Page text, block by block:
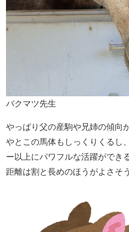
バクマツ先生
やっぱり父の産駒や兄姉の傾向
やとこの馬体もしっくりくるし
ー以上にパワフルな活躍ができ
距離は割と長めのほうがよさそ